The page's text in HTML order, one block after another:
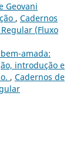
Geovani
, Cadernos
(Fluxo
amada:
introdução e
, Cadernos de